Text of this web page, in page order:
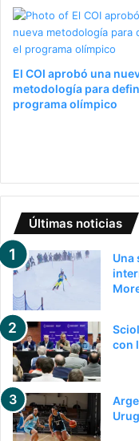
El COI aprobó una
metodología para
programa olímpico
Últimas noticias
Una
con